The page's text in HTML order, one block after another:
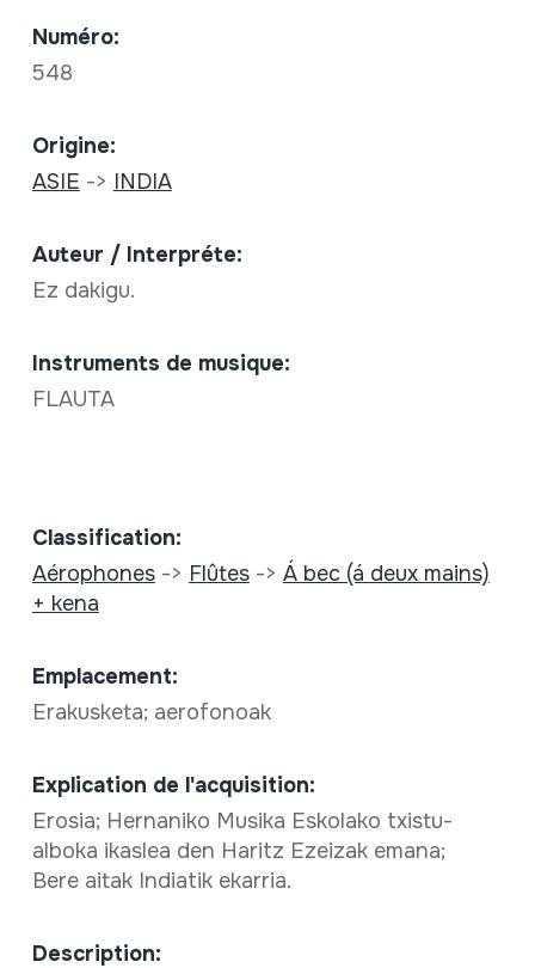
Numéro:
548
Origine:
ASIE -> INDIA
Auteur / Interpréte:
Ez dakigu.
Instruments de musique:
FLAUTA
Classification:
Aérophones-> Flûtes-> Á bec (á deux mains)
+ kena
Emplacement:
Erakusketa; aerofonoak
Explication de l'acquisition:
Erosia; Hernaniko Musika Eskolako txistu-
alboka ikaslea den Haritz Ezeizak emana;
Bere aitak Indiatik ekarria.
Description: